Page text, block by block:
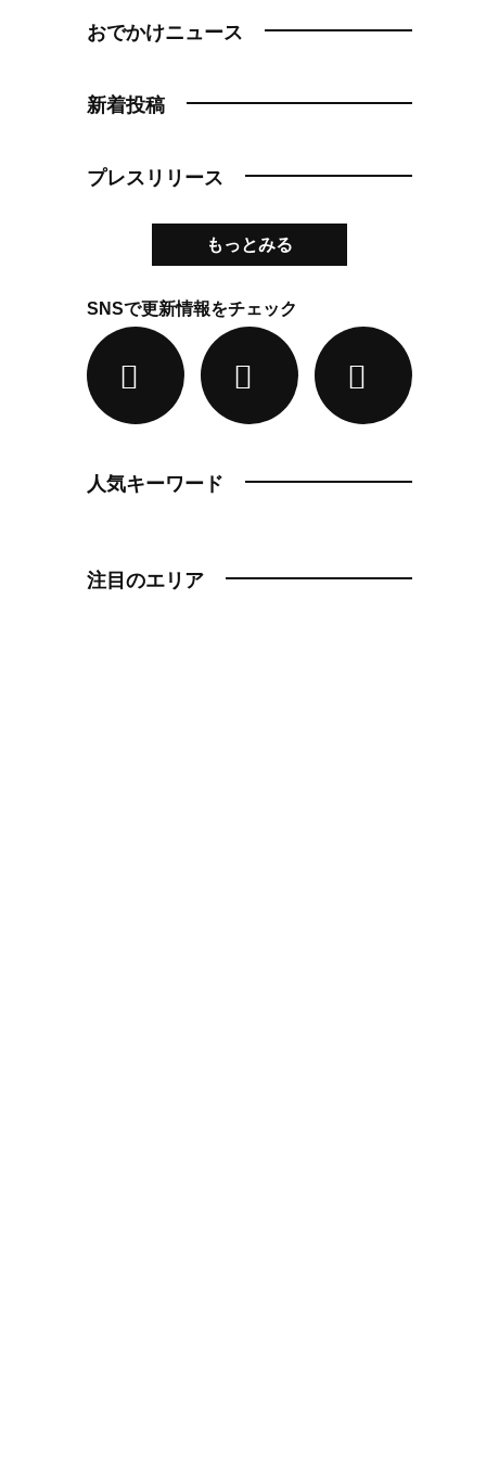
おでかけニュース
新着投稿
プレスリリース
もっとみる
SNSで更新情報をチェック
人気キーワード
注目のエリア